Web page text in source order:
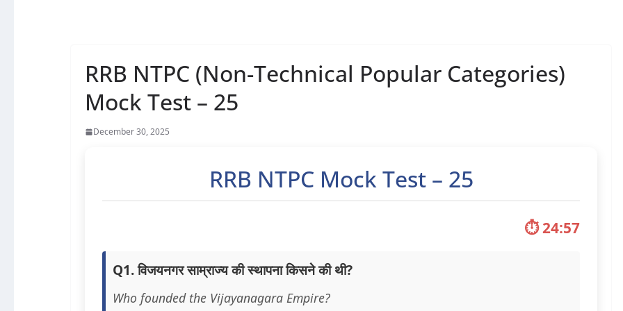
RRB NTPC (Non-Technical Popular Categories)
Mock Test – 25
December 30, 2025
RRB NTPC Mock Test – 25
⏱ 24:56
Q1. विजयनगर साम्राज्य की स्थापना किसने की थी?
Who founded the Vijayanagara Empire?